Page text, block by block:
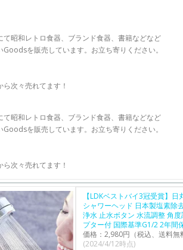
て昭和レトロ食器、ブランド食器、書籍などなど
を販売しています。お立ち寄りください。
次々売れてます！
て昭和レトロ食器、ブランド食器、書籍などなど
を販売しています。お立ち寄りください。
次々売れてます！
【LDKベストバイ3冠受賞】日
シャワーヘッド 日本製塩素除
浄水 止水ボタン 水流調整 角
プター付 国際基準G1/2 2年間
価格：2,980円（税込、送料無
(2024/4/12時点)